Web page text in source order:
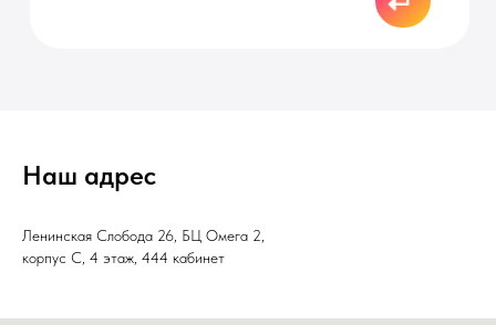
Наш адрес
Ленинская Слобода 26, БЦ Омега 2,
корпус С, 4 этаж, 444 кабинет